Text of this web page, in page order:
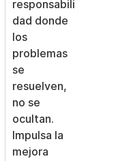
responsabili
dad donde
los
problemas
se
resuelven,
no se
ocultan.
Impulsa la
mejora